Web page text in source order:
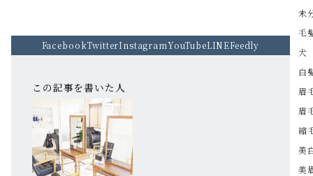
FacebookTwitterInstagramYouTubeLINEFeedly
この記事を書いた人
未
毛
犬
白
眉
眉
縮
美
美